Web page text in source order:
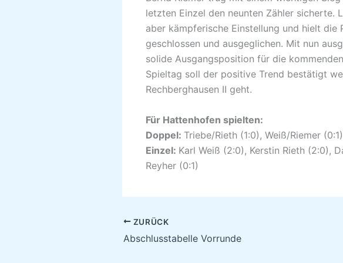
letzten Einzel den neunten Zähler sicherte.
aber kämpferische Einstellung und hielt
geschlossen und ausgeglichen. Mit nun
solide Ausgangsposition für die
Spieltag soll der positive Trend bestätigt
Rechberghausen II geht.
Für Hattenhofen spielten:
Doppel: Triebe/Rieth (1:0), Weiß/Riemer
Einzel: Karl Weiß (2:0), Kerstin Rieth (2:0),
Reyher (0:1)
ZURÜCK
Abschlusstabelle Vorrunde